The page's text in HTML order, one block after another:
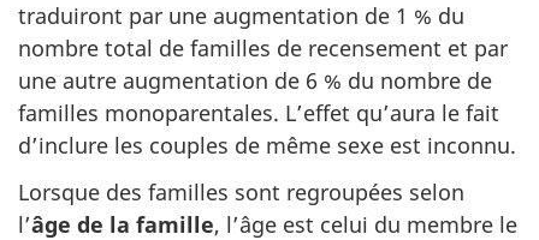
traduiront par une augmentation de 1 % du
nombre total de familles de recensement et par
une autre augmentation de 6 % du nombre de
familles monoparentales. L’effet qu’aura le fait
d’inclure les couples de même sexe est inconnu.
Lorsque des familles sont regroupées selon
l’âge de la famille, l’âge est celui du membre le